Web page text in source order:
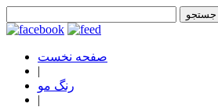
صفحه نخست
|
رنگ مو
|